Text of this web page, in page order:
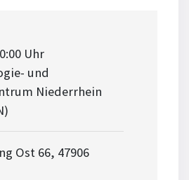
Uhr
und
Niederrhein
Ost 66, 47906